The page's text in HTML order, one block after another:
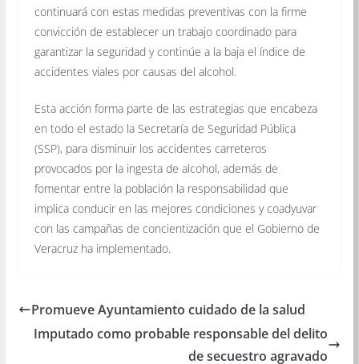
continuará con estas medidas preventivas con la firme
convicción de establecer un trabajo coordinado para
garantizar la seguridad y continúe a la baja el índice de
accidentes viales por causas del alcohol.
Esta acción forma parte de las estrategias que encabeza
en todo el estado la Secretaría de Seguridad Pública
(SSP), para disminuir los accidentes carreteros
provocados por la ingesta de alcohol, además de
fomentar entre la población la responsabilidad que
implica conducir en las mejores condiciones y coadyuvar
con las campañas de concientización que el Gobierno de
Veracruz ha implementado.
Promueve Ayuntamiento cuidado de la salud
Imputado como probable responsable del delito
de secuestro agravado